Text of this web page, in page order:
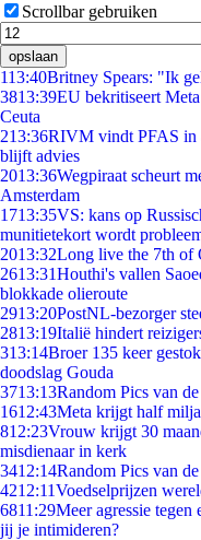
Scrollbar gebruiken
opslaan
113:40Britney Spears: "Ik
3813:39EU bekritiseert
Ceuta
213:36RIVM vindt PFAS in
blijft advies
2013:36Wegpiraat scheurt
Amsterdam
1713:35VS: kans op
munitietekort wordt
2013:32Long live the 7th of
2613:31Houthi's vallen
blokkade olieroute
2913:20PostNL-bezorger
2813:19Italië hindert
313:14Broer 135 keer
doodslag Gouda
3713:13Random Pics van
1612:43Meta krijgt half
812:23Vrouw krijgt 30
misdienaar in kerk
3412:14Random Pics van
4212:11Voedselprijzen
6811:29Meer agressie tegen
jij je intimideren?